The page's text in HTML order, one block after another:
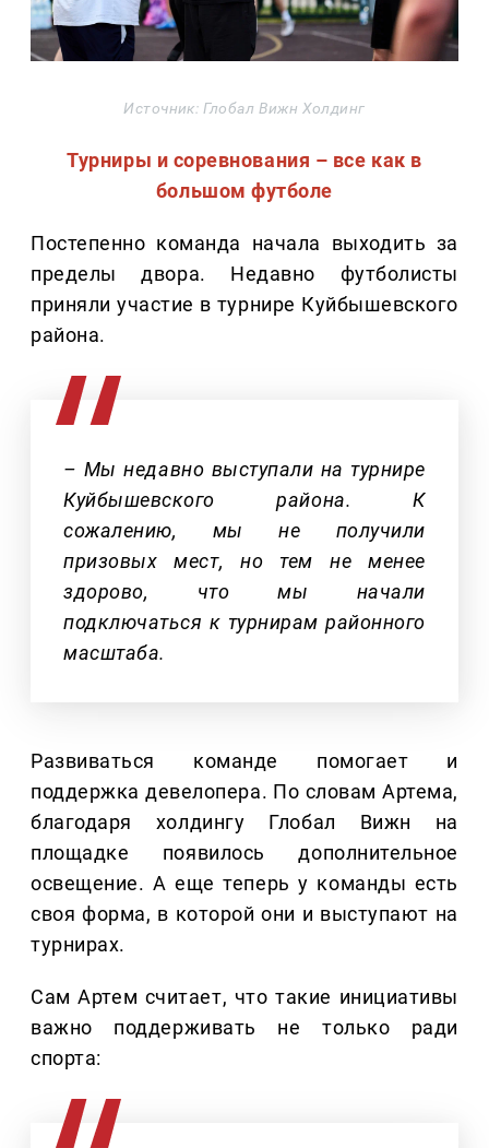
Источник: Глобал Вижн Холдинг
Турниры и соревнования – все как в
большом футболе
Постепенно команда начала выходить за
пределы двора. Недавно футболисты
приняли участие в турнире Куйбышевского
района.
– Мы недавно выступали на турнире
Куйбышевского района. К
сожалению, мы не получили
призовых мест, но тем не менее
здорово, что мы начали
подключаться к турнирам районного
масштаба.
Развиваться команде помогает и
поддержка девелопера. По словам Артема,
благодаря холдингу Глобал Вижн на
площадке появилось дополнительное
освещение. А еще теперь у команды есть
своя форма, в которой они и выступают на
турнирах.
Сам Артем считает, что такие инициативы
важно поддерживать не только ради
спорта: